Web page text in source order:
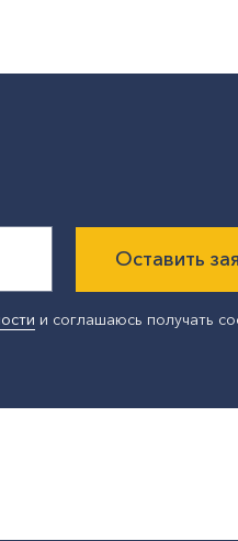
Оставить
и соглашаюсь получать